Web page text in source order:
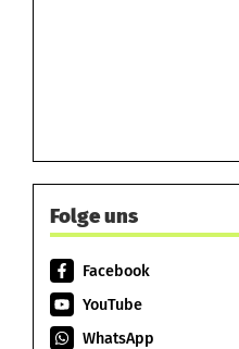
Folge uns
Facebook
YouTube
WhatsApp